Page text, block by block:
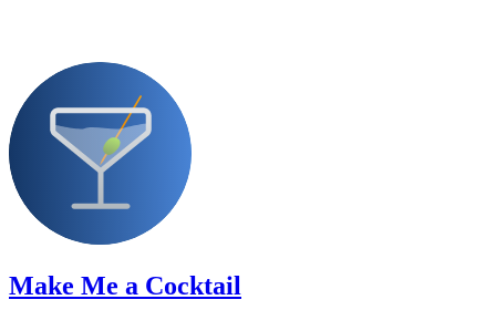
Make Me a Cocktail